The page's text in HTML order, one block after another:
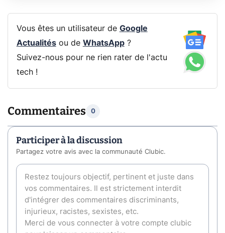
Vous êtes un utilisateur de Google
Actualitésou de WhatsApp?
Suivez-nous pour ne rien rater de l'actu
tech !
Commentaires 0
Participer à la discussion
Partagez votre avis avec la communauté Clubic.